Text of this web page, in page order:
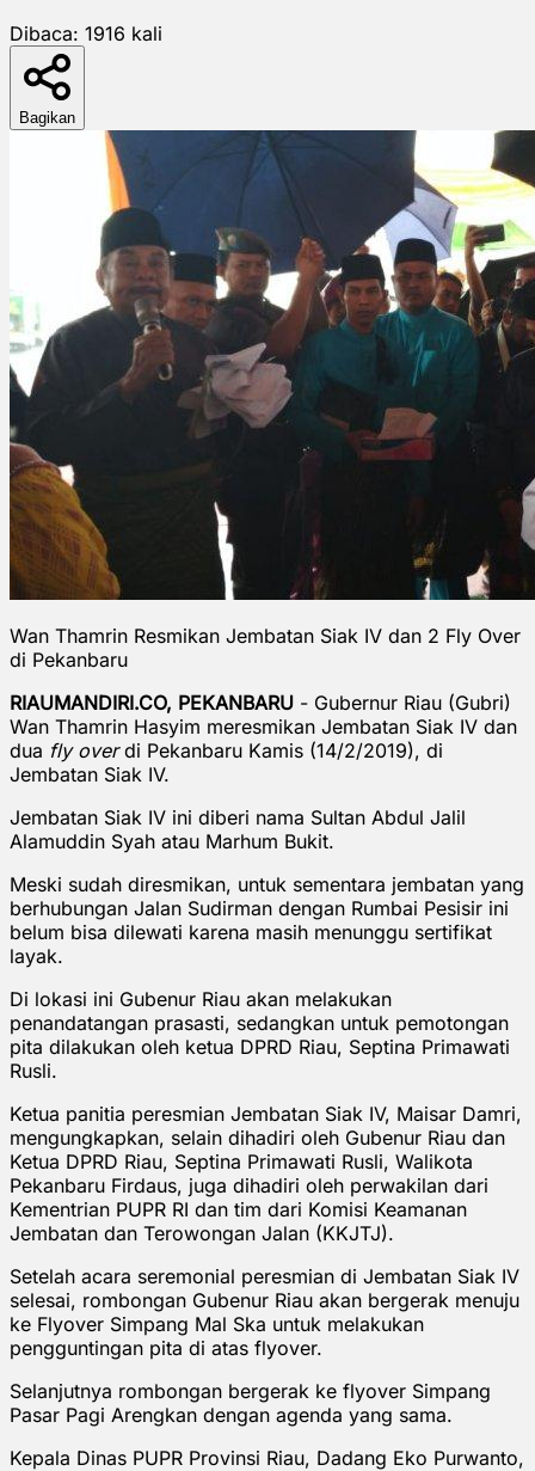
Dibaca: 1916 kali
Bagikan
Wan Thamrin Resmikan Jembatan Siak IV dan 2 Fly Over
di Pekanbaru
RIAUMANDIRI.CO, PEKANBARU - Gubernur Riau (Gubri)
Wan Thamrin Hasyim meresmikan Jembatan Siak IV dan
dua fly overdi Pekanbaru Kamis (14/2/2019), di
Jembatan Siak IV.
Jembatan Siak IV ini diberi nama Sultan Abdul Jalil
Alamuddin Syah atau Marhum Bukit.
Meski sudah diresmikan, untuk sementara jembatan yang
berhubungan Jalan Sudirman dengan Rumbai Pesisir ini
belum bisa dilewati karena masih menunggu sertifikat
layak.
Di lokasi ini Gubenur Riau akan melakukan
penandatangan prasasti, sedangkan untuk pemotongan
pita dilakukan oleh ketua DPRD Riau, Septina Primawati
Rusli.
Ketua panitia peresmian Jembatan Siak IV, Maisar Damri,
mengungkapkan, selain dihadiri oleh Gubenur Riau dan
Ketua DPRD Riau, Septina Primawati Rusli, Walikota
Pekanbaru Firdaus, juga dihadiri oleh perwakilan dari
Kementrian PUPR RI dan tim dari Komisi Keamanan
Jembatan dan Terowongan Jalan (KKJTJ).
Setelah acara seremonial peresmian di Jembatan Siak IV
selesai, rombongan Gubenur Riau akan bergerak menuju
ke Flyover Simpang Mal Ska untuk melakukan
pengguntingan pita di atas flyover.
Selanjutnya rombongan bergerak ke flyover Simpang
Pasar Pagi Arengkan dengan agenda yang sama.
Kepala Dinas PUPR Provinsi Riau, Dadang Eko Purwanto,